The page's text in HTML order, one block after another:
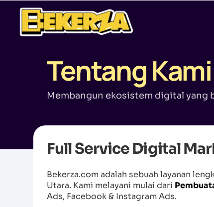
Tentang Kami
Membangun ekosistem digital yang
Full Service Digital
Bekerza.com adalah sebuah layanan
Utara. Kami melayani mulai dari
Ads, Facebook & Instagram Ads.